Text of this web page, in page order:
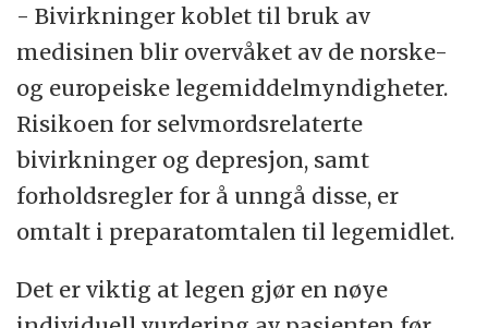
- Bivirkninger koblet til bruk av
medisinen blir overvåket av de norske-
og europeiske legemiddelmyndigheter.
Risikoen for selvmordsrelaterte
bivirkninger og depresjon, samt
forholdsregler for å unngå disse, er
omtalt i preparatomtalen til legemidlet.
Det er viktig at legen gjør en nøye